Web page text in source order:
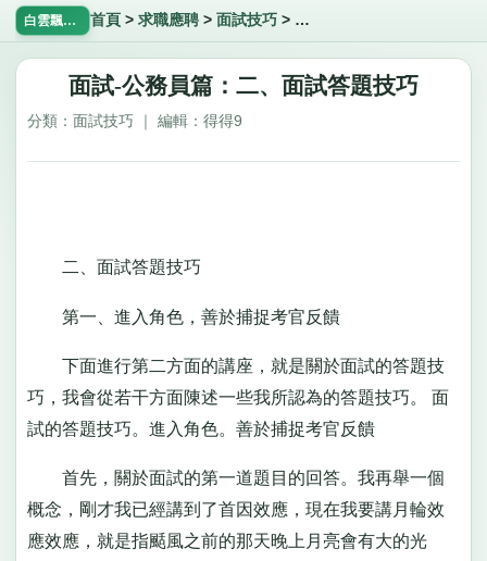
白雲飄飄網 首頁 > 求職應聘> 面試技巧 > 面試-公務員篇：二、面試答
面試-公務員篇：二、面試答題技巧
分類：面試技巧 ｜ 編輯：得得9
二、面試答題技巧
第一、進入角色，善於捕捉考官反饋
下面進行第二方面的講座，就是關於面試的答題技
巧，我會從若干方面陳述一些我所認為的答題技巧。 面
試的答題技巧。進入角色。善於捕捉考官反饋
首先，關於面試的第一道題目的回答。我再舉一個
概念，剛才我已經講到了首因效應，現在我要講月輪效
應效應，就是指颳風之前的那天晚上月亮會有大的光